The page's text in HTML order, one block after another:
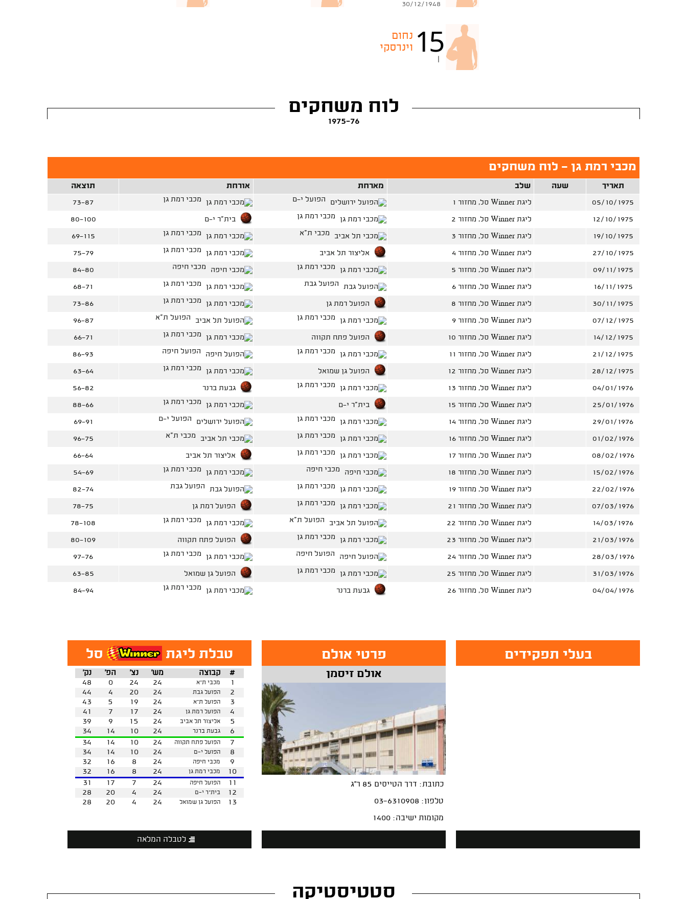
30/12/1948
15 נחום
וינרסקי
לוח משחקים
1975-76
מכבי רמת גן - לוח משחקים
תאריך שעה שלב מארחת אורחת תוצאה
05/10/1975 ליגת Winner סל, מחזור 1 הפועל י-ם מכבי רמת גן 73-87
12/10/1975 ליגת Winner סל, מחזור 2 מכבי רמת גן בית"ר י-ם 80-100
19/10/1975 ליגת Winner סל, מחזור 3 מכבי ת"א מכבי רמת גן 69-115
27/10/1975 ליגת Winner סל, מחזור 4 אליצור תל אביב מכבי רמת גן 75-79
09/11/1975 ליגת Winner סל, מחזור 5 מכבי רמת גן מכבי חיפה 84-80
16/11/1975 ליגת Winner סל, מחזור 6 הפועל גבת מכבי רמת גן 68-71
30/11/1975 ליגת Winner סל, מחזור 8 הפועל רמת גן מכבי רמת גן 73-86
07/12/1975 ליגת Winner סל, מחזור 9 מכבי רמת גן הפועל ת"א 96-87
14/12/1975 ליגת Winner סל, מחזור 10 הפועל פתח תקווה מכבי רמת גן 66-71
21/12/1975 ליגת Winner סל, מחזור 11 מכבי רמת גן הפועל חיפה 86-93
28/12/1975 ליגת Winner סל, מחזור 12 הפועל גן שמואל מכבי רמת גן 63-64
04/01/1976 ליגת Winner סל, מחזור 13 מכבי רמת גן גבעת ברנר 56-82
25/01/1976 ליגת Winner סל, מחזור 15 בית"ר י-ם מכבי רמת גן 88-66
29/01/1976 ליגת Winner סל, מחזור 14 מכבי רמת גן הפועל י-ם 69-91
01/02/1976 ליגת Winner סל, מחזור 16 מכבי רמת גן מכבי ת"א 96-75
08/02/1976 ליגת Winner סל, מחזור 17 מכבי רמת גן אליצור תל אביב 66-64
15/02/1976 ליגת Winner סל, מחזור 18 מכבי חיפה מכבי רמת גן 54-69
22/02/1976 ליגת Winner סל, מחזור 19 מכבי רמת גן הפועל גבת 82-74
07/03/1976 ליגת Winner סל, מחזור 21 מכבי רמת גן הפועל רמת גן 78-75
14/03/1976 ליגת Winner סל, מחזור 22 הפועל ת"א מכבי רמת גן 78-108
21/03/1976 ליגת Winner סל, מחזור 23 מכבי רמת גן הפועל פתח תקווה 80-109
28/03/1976 ליגת Winner סל, מחזור 24 הפועל חיפה מכבי רמת גן 97-76
31/03/1976 ליגת Winner סל, מחזור 25 מכבי רמת גן הפועל גן שמואל 63-85
04/04/1976 ליגת Winner סל, מחזור 26 גבעת ברנר מכבי רמת גן 84-94
בעלי תפקידים פרטי אולם
אולם זיסמן
כתובת: דרך הטייסים 85 ר''ג
טלפון: 03-6310908
מקומות ישיבה: 1400
טבלת ליגת סל
נק' הפ' נצ' מש' קבוצה
#
48
0 24 24 מכבי ת"א
1
44
4 20 24 הפועל גבת
2
43
5 19 24 הפועל ת"א
3
41
7 17 24 הפועל רמת גן
4
39
9 15 24 אליצור תל אביב
5
34
14 10 24 גבעת ברנר
6
34
14 10 24 הפועל פתח תקווה
7
34
14 10 24 הפועל י-ם
8
32
16 8 24 מכבי חיפה
9
32
16 8 24 מכבי רמת גן
10
31
17 7 24 הפועל חיפה
11
28
20 4 24 בית"ר י-ם
12
28
20 4 24 הפועל גן שמואל 13
לטבלה המלאה
סטטיסטיקה